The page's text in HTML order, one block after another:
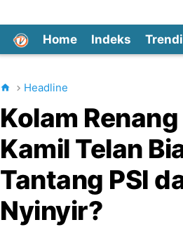
Home Indeks
Headline
Kolam
Kamil Telan
Tantang PSI
Nyinyir?